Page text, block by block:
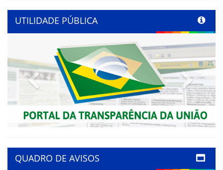
UTILIDADE PÚBLICA
Previous Next
QUADRO DE AVISOS